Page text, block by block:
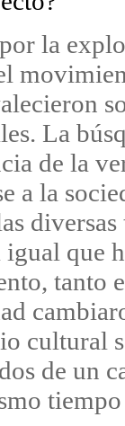
la
La
de la
a la
que
tanto
cultural
de un